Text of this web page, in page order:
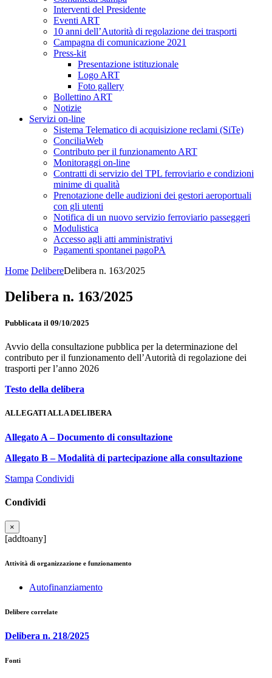
Interventi del Presidente
Eventi ART
10 anni dell’Autorità di regolazione dei trasporti
Campagna di comunicazione 2021
Press-kit
Presentazione istituzionale
Logo ART
Foto gallery
Bollettino ART
Notizie
Servizi on-line
Sistema Telematico di acquisizione reclami (SiTe)
ConciliaWeb
Contributo per il funzionamento ART
Monitoraggi on-line
Contratti di servizio del TPL ferroviario e condizioni
minime di qualità
Prenotazione delle audizioni dei gestori aeroportuali
con gli utenti
Notifica di un nuovo servizio ferroviario passeggeri
Modulistica
Accesso agli atti amministrativi
Pagamenti spontanei pagoPA
Home DelibereDelibera n. 163/2025
Delibera n. 163/2025
Pubblicata il 09/10/2025
Avvio della consultazione pubblica per la determinazione del
contributo per il funzionamento dell’Autorità di regolazione dei
trasporti per l’anno 2026
Testo della delibera
ALLEGATI ALLA DELIBERA
Allegato A – Documento di consultazione
Allegato B – Modalità di partecipazione alla consultazione
Stampa Condividi
Condividi
×
[addtoany]
Attività di organizzazione e funzionamento
Autofinanziamento
Delibere correlate
Delibera n. 218/2025
Fonti